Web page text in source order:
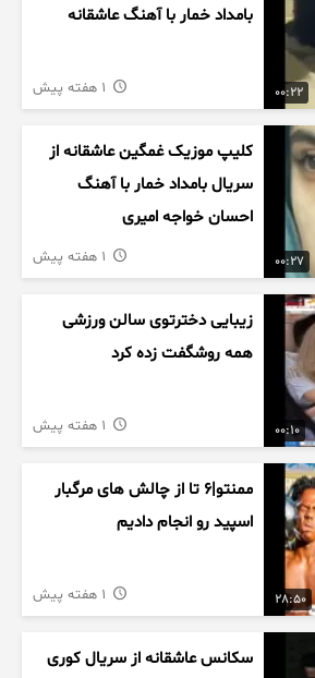
00:22
بامداد خمار با آهنگ عاشقانه
00:27
کلیپ موزیک غمگین عاشقانه از
سریال بامداد خمار با آهنگ
احسان خواجه امیری
00:10
زیبایی دخترتوی سالن ورزشی
همه روشگفت زده کرد
28:50
ممنتو|۶ تا از چالش های مرگبار
اسپید رو انجام دادیم
سکانس عاشقانه از سریال کوری